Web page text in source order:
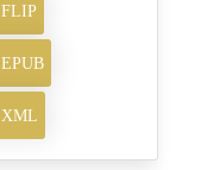
FLIP
EPUB
XML